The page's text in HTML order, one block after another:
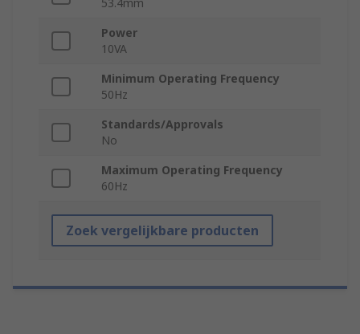
53.4mm
Power
10VA
Minimum Operating Frequency
50Hz
Standards/Approvals
No
Maximum Operating Frequency
60Hz
Zoek vergelijkbare producten